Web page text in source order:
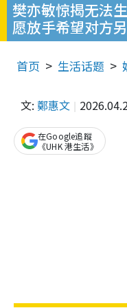
樊亦敏惊揭无法
愿放手希望对方
首页 生活话题
文: 鄭惠文
在Google追蹤
《UHK 港生活》